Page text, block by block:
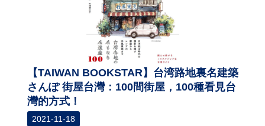
【TAIWAN BOOKSTAR】台湾路地裏名建築
さんぽ 街屋台灣：100間街屋，100種看見台
灣的方式！
2021-11-18